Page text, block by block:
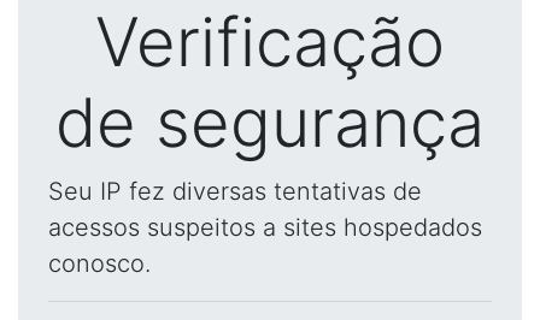
Verificação
de segurança
Seu IP fez diversas tentativas de
acessos suspeitos a sites hospedados
conosco.